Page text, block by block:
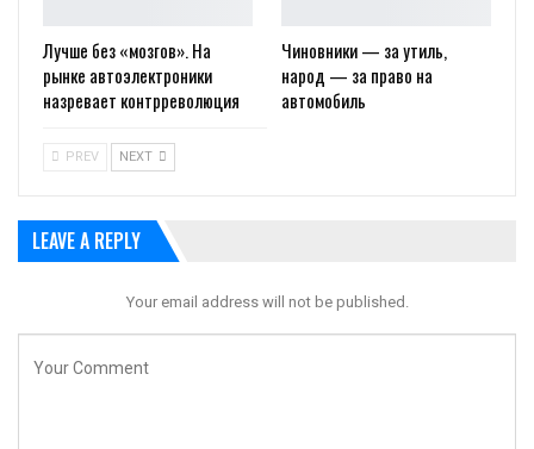
Лучше без «мозгов». На
рынке автоэлектроники
назревает контрреволюция
Чиновники — за утиль,
народ — за право на
автомобиль
PREV NEXT
LEAVE A REPLY
Your email address will not be published.